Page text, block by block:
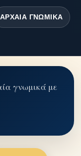
ΑΡΧΑΊΑ ΓΝΩΜΙΚΆ
γνωμικά με